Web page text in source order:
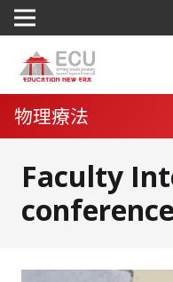
物理療法
Faculty